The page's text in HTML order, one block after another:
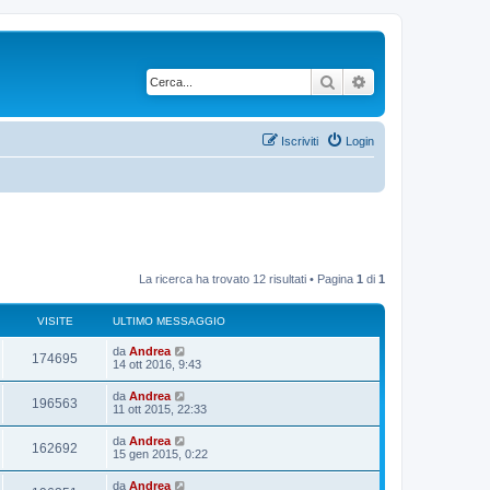
Cerca
Login
Iscriviti
La ricerca ha trovato 12 risultati • Pagina 1 di 1
VISITE ULTIMO MESSAGGIO
174695
i
t
U
m
o
m
e
s
s
a
da Andrea
14 ott 2016, 9:43
196563
i
U
m
o
m
e
da Andrea
11 ott 2015, 22:33
162692
i
U
da Andrea
15 gen 2015, 0:22
U
da Andrea